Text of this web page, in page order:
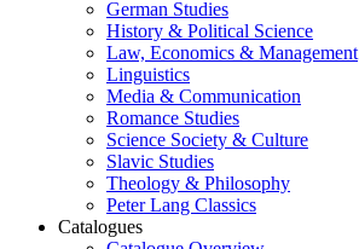
German Studies
History & Political Science
Law, Economics & Management
Linguistics
Media & Communication
Romance Studies
Science Society & Culture
Slavic Studies
Theology & Philosophy
Peter Lang Classics
Catalogues